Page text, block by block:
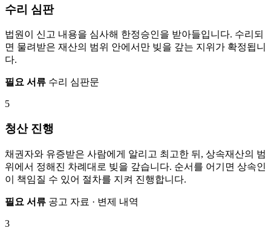
수리 심판
법원이 신고 내용을 심사해 한정승인을 받아들입니다. 수리되
면 물려받은 재산의 범위 안에서만 빚을 갚는 지위가 확정됩니
다.
필요 서류 수리 심판문
5
청산 진행
채권자와 유증받은 사람에게 알리고 최고한 뒤, 상속재산의 범
위에서 정해진 차례대로 빚을 갚습니다. 순서를 어기면 상속인
이 책임질 수 있어 절차를 지켜 진행합니다.
필요 서류 공고 자료 · 변제 내역
3